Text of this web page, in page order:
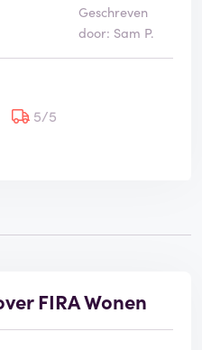
Geschreven
door: Sam P.
5/5
FIRA Wonen